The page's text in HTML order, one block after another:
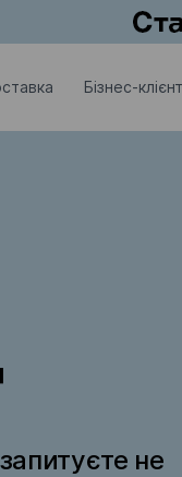
Бізнес-
не